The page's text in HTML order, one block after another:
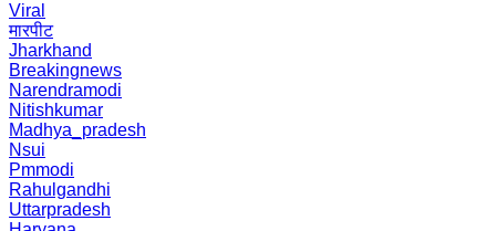
Viral
मारपीट
Jharkhand
Breakingnews
Narendramodi
Nitishkumar
Madhya_pradesh
Nsui
Pmmodi
Rahulgandhi
Uttarpradesh